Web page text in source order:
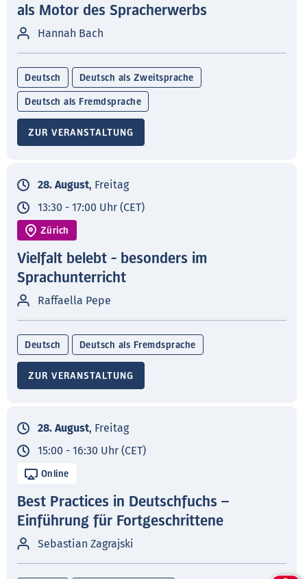
als Motor des Spracherwerbs
Hannah Bach
Deutsch Deutsch als Zweitsprache
Deutsch als Fremdsprache
ZUR VERANSTALTUNG
28. August, Freitag
13:30 - 17:00 Uhr (CET)
Zürich
Vielfalt belebt - besonders im
Sprachunterricht
Raffaella Pepe
Deutsch Deutsch als Fremdsprache
ZUR VERANSTALTUNG
28. August, Freitag
15:00 - 16:30 Uhr (CET)
Online
Best Practices in Deutschfuchs –
Einführung für Fortgeschrittene
Sebastian Zagrajski